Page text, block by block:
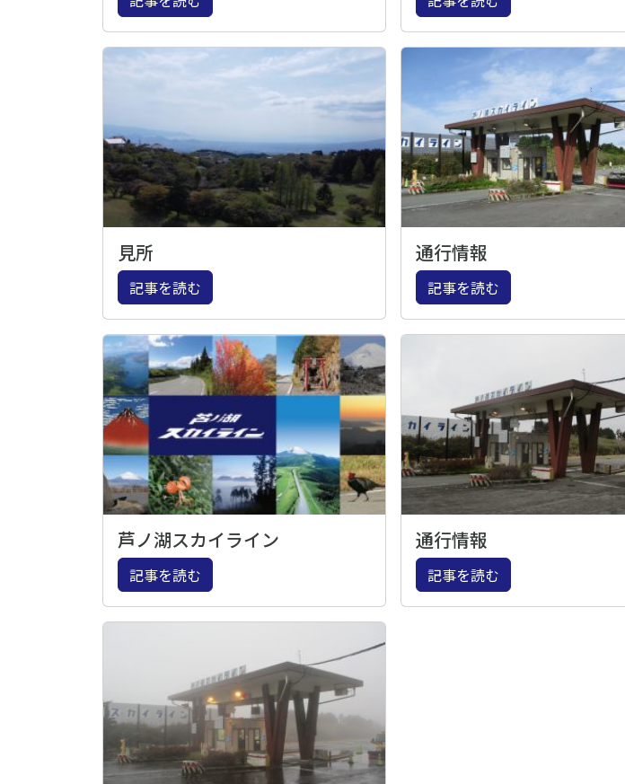
見所
記事を読む
通行情報
記事を読む
芦ノ湖スカイライン
記事を読む
通行情報
記事を読む